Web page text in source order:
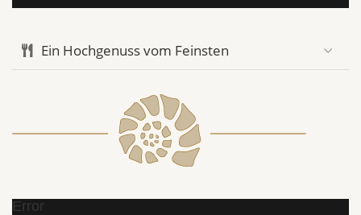
Ein Hochgenuss vom Feinsten
Error